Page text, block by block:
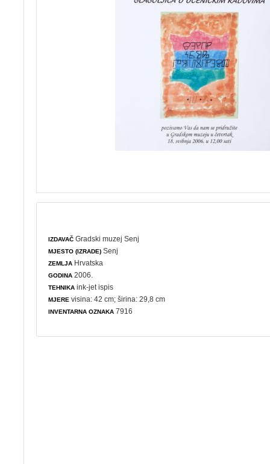
IZDAVAČ Gradski muzej Senj
MJESTO (IZRADE) Senj
ZEMLJA Hrvatska
GODINA 2006.
TEHNIKA ink-jet ispis
MJERE visina: 42 cm; širina: 29,8 cm
INVENTARNA OZNAKA 7916